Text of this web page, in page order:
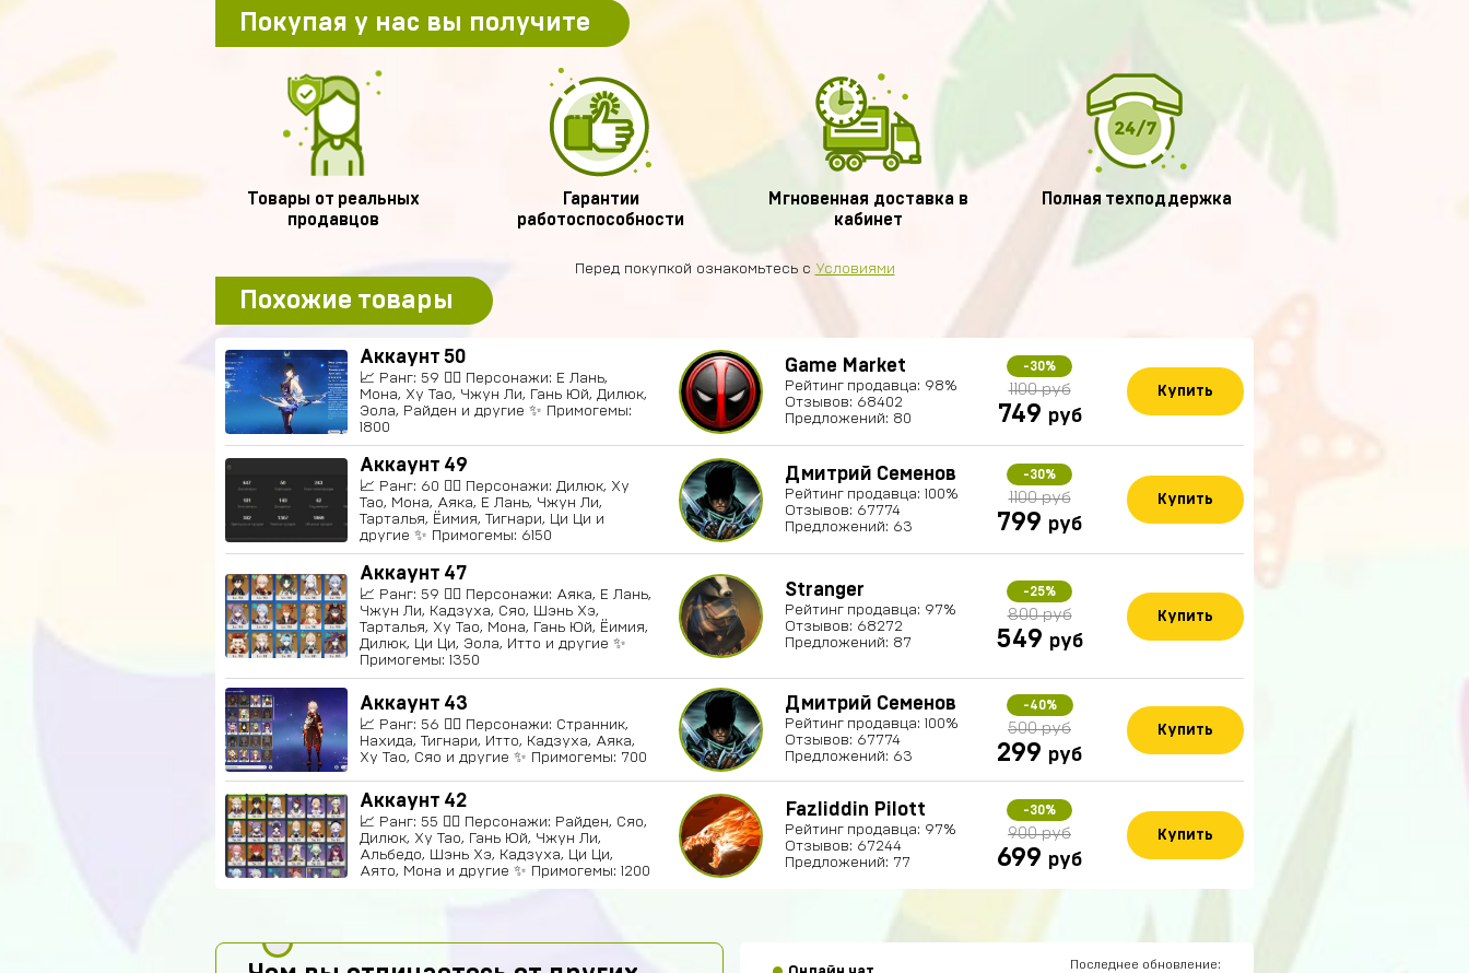
Покупая у нас вы получите
Товары от реальных
продавцов
Гарантии
работоспособности
Мгновенная доставка в
кабинет
Полная техподдержка
Перед покупкой ознакомьтесь с Условиями
Похожие товары
Аккаунт 50
📈 Ранг: 59 🧍‍♀️ Персонажи: Е Лань,
Мона, Ху Тао, Чжун Ли, Гань Юй, Дилюк,
Эола, Райден и другие ✨ Примогемы:
1800
Game Market
Рейтинг продавца: 98%
Отзывов: 68402
Предложений: 80
-30%
1100 руб
749 руб
Купить
Аккаунт 49
📈 Ранг: 60 🧍‍♀️ Персонажи: Дилюк, Ху
Тао, Мона, Аяка, Е Лань, Чжун Ли,
Тарталья, Ёимия, Тигнари, Ци Ци и
другие ✨ Примогемы: 6150
Дмитрий Семенов
Рейтинг продавца: 100%
Отзывов: 67774
Предложений: 63
-30%
1100 руб
799 руб
Купить
Аккаунт 47
📈 Ранг: 59 🧍‍♀️ Персонажи: Аяка, Е Лань,
Чжун Ли, Кадзуха, Сяо, Шэнь Хэ,
Тарталья, Ху Тао, Мона, Гань Юй, Ёимия,
Дилюк, Ци Ци, Эола, Итто и другие ✨
Примогемы: 1350
Stranger
Рейтинг продавца: 97%
Отзывов: 68272
Предложений: 87
-25%
800 руб
549 руб
Купить
Аккаунт 43
📈 Ранг: 56 🧍‍♀️ Персонажи: Странник,
Нахида, Тигнари, Итто, Кадзуха, Аяка,
Ху Тао, Сяо и другие ✨ Примогемы: 700
Дмитрий Семенов
Рейтинг продавца: 100%
Отзывов: 67774
Предложений: 63
-40%
500 руб
299 руб
Купить
Аккаунт 42
📈 Ранг: 55 🧍‍♀️ Персонажи: Райден, Сяо,
Дилюк, Ху Тао, Гань Юй, Чжун Ли,
Альбедо, Шэнь Хэ, Кадзуха, Ци Ци,
Аято, Мона и другие ✨ Примогемы: 1200
Fazliddin Pilott
Рейтинг продавца: 97%
Отзывов: 67244
Предложений: 77
-30%
900 руб
699 руб
Купить
Последнее обновление: